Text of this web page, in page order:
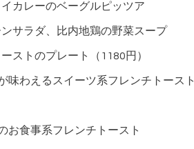
カレーのベーグルピッツア
サラダ、比内地鶏の野菜スープ
ストのプレート（1180円）
わえるスイーツ系フレンチトースト
食事系フレンチトースト